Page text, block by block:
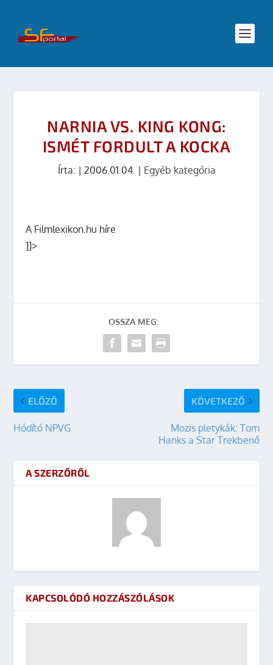
NARNIA VS. KING KONG:
ISMÉT FORDULT A KOCKA
Írta: | 2006.01.04. | Egyéb kategória
A Filmlexikon.hu híre
]]>
OSSZA MEG:
ELŐZŐ
Hódító NPVG
KÖVETKEZŐ
Mozis pletykák: Tom
Hanks a Star Trekbenő
A SZERZŐRŐL
KAPCSOLÓDÓ HOZZÁSZÓLÁSOK